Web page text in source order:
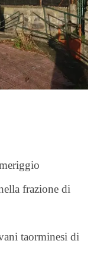
frazione di
taorminesi di